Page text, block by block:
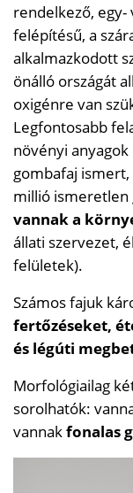
rendelkező,
felépítésű, a
alkalmazkodott
önálló országát
oxigénre van
Legfontosabb
növényi
gombafaj
millió ismeretlen
vannak a
állati szervezet,
felületek).
Számos fajuk
fertőzéseket,
és légúti
Morfológiailag
sorolhatók:
vannakfonalas